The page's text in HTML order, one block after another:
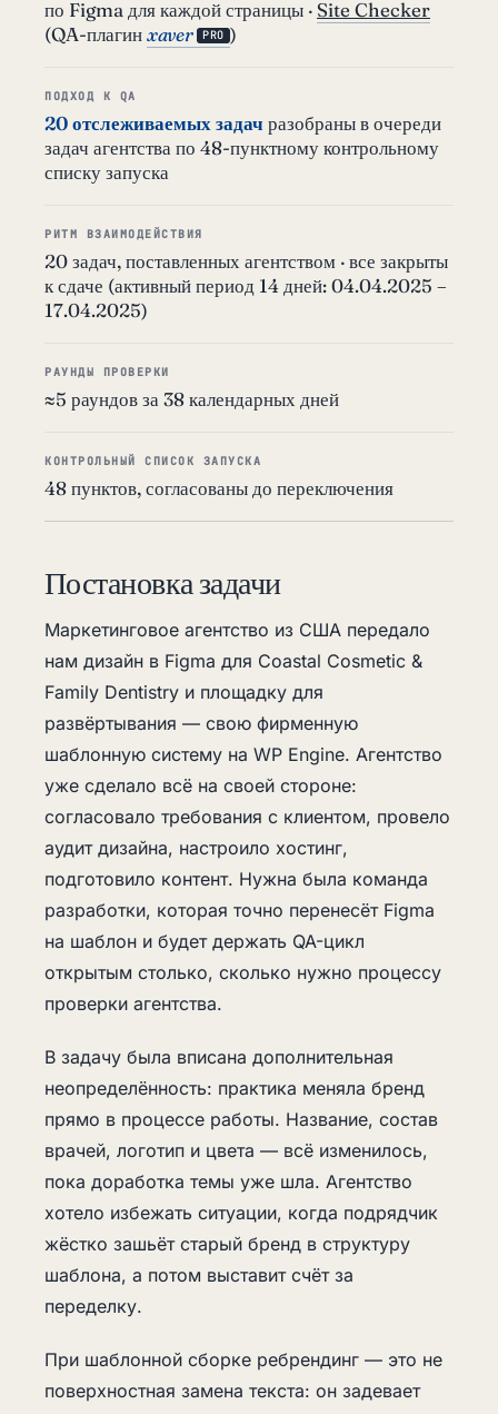
по Figma для каждой страницы · Site Checker
(QA-плагинxaver PRO )
ПОДХОД К QA
20 отслеживаемых задач разобраны в очереди
задач агентства по 48-пунктному контрольному
списку запуска
РИТМ ВЗАИМОДЕЙСТВИЯ
20 задач, поставленных агентством · все закрыты
к сдаче (активный период 14 дней: 04.04.2025 –
17.04.2025)
РАУНДЫ ПРОВЕРКИ
≈5 раундов за 38 календарных дней
КОНТРОЛЬНЫЙ СПИСОК ЗАПУСКА
48 пунктов, согласованы до переключения
Постановка задачи
Маркетинговое агентство из США передало
нам дизайн в Figma для Coastal Cosmetic &
Family Dentistry и площадку для
развёртывания — свою фирменную
шаблонную систему на WP Engine. Агентство
уже сделало всё на своей стороне:
согласовало требования с клиентом, провело
аудит дизайна, настроило хостинг,
подготовило контент. Нужна была команда
разработки, которая точно перенесёт Figma
на шаблон и будет держать QA-цикл
открытым столько, сколько нужно процессу
проверки агентства.
В задачу была вписана дополнительная
неопределённость: практика меняла бренд
прямо в процессе работы. Название, состав
врачей, логотип и цвета — всё изменилось,
пока доработка темы уже шла. Агентство
хотело избежать ситуации, когда подрядчик
жёстко зашьёт старый бренд в структуру
шаблона, а потом выставит счёт за
переделку.
При шаблонной сборке ребрендинг — это не
поверхностная замена текста: он задевает